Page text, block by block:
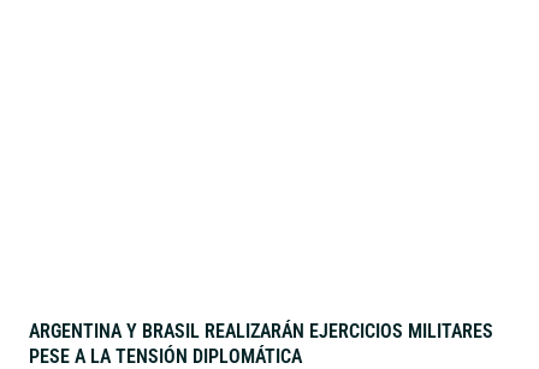
ARGENTINA Y BRASIL REALIZARÁN EJERCICIOS MILITARES
PESE A LA TENSIÓN DIPLOMÁTICA